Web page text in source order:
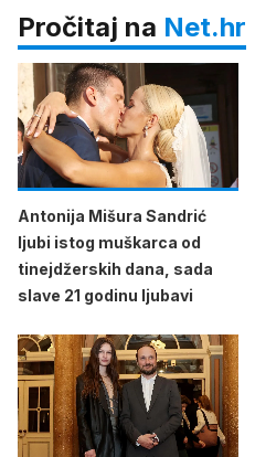
Pročitaj na Net.hr
Antonija Mišura Sandrić
ljubi istog muškarca od
tinejdžerskih dana, sada
slave 21 godinu ljubavi